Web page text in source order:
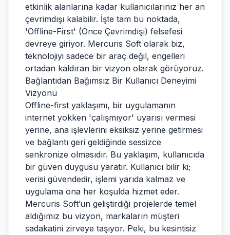
etkinlik alanlarına kadar kullanıcılarınız her an
çevrimdışı kalabilir. İşte tam bu noktada,
'Offline-First' (Önce Çevrimdışı) felsefesi
devreye giriyor. Mercuris Soft olarak biz,
teknolojiyi sadece bir araç değil, engelleri
ortadan kaldıran bir vizyon olarak görüyoruz.
Bağlantıdan Bağımsız Bir Kullanıcı Deneyimi
Vizyonu
Offline-first yaklaşımı, bir uygulamanın
internet yokken 'çalışmıyor' uyarısı vermesi
yerine, ana işlevlerini eksiksiz yerine getirmesi
ve bağlantı geri geldiğinde sessizce
senkronize olmasıdır. Bu yaklaşım, kullanıcıda
bir güven duygusu yaratır. Kullanıcı bilir ki;
verisi güvendedir, işlemi yarıda kalmaz ve
uygulama ona her koşulda hizmet eder.
Mercuris Soft’un geliştirdiği projelerde temel
aldığımız bu vizyon, markaların müşteri
sadakatini zirveye taşıyor. Peki, bu kesintisiz